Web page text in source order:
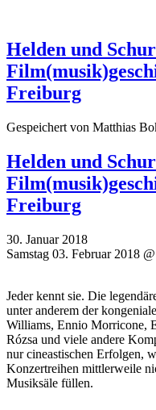
Helden und
Freiburg
Gespeichert von Matthias
Helden und
Freiburg
30. Januar 2018
Samstag 03. Februar 2018
Jeder kennt sie. Die
unter anderem der
Williams, Ennio Morricone,
Rózsa und viele andere
nur cineastischen Erfolgen,
Konzertreihen mittlerweile
Musiksäle füllen.